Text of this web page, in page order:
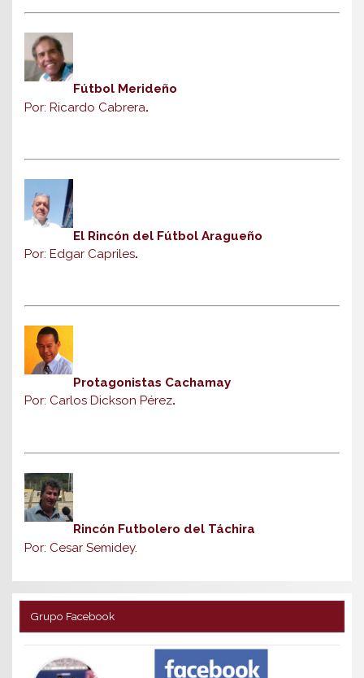
Fútbol Merideño
Por: Ricardo Cabrera.
El Rincón del Fútbol Aragueño
Por: Edgar Capriles.
Protagonistas Cachamay
Por: Carlos Dickson Pérez.
Rincón Futbolero del Táchira
Por: Cesar Semidey.
Grupo Facebook